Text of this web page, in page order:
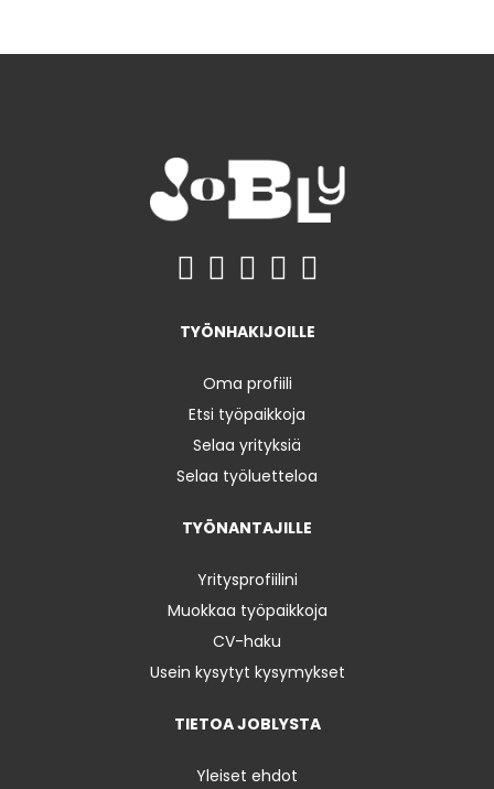
TYÖNHAKIJOILLE
Oma profiili
Etsi työpaikkoja
Selaa yrityksiä
Selaa työluetteloa
TYÖNANTAJILLE
Yritysprofiilini
Muokkaa työpaikkoja
CV-haku
Usein kysytyt kysymykset
TIETOA JOBLYSTA
Yleiset ehdot